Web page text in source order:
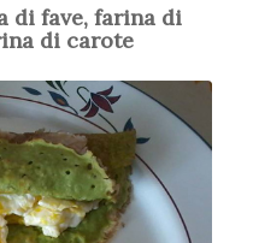
di fave, farina di
di carote